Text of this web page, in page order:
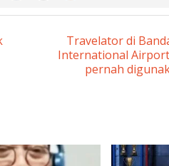
Travelator di
International
pernah